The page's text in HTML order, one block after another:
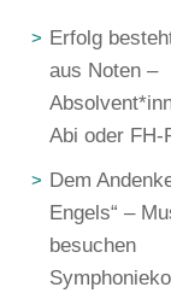
Erfolg
aus Noten –
Abi oder FH-
Dem
Engels“ –
besuchen